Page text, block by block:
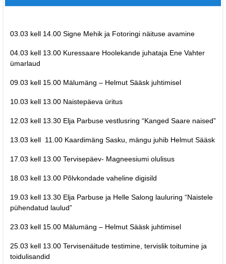
03.03 kell 14.00 Signe Mehik ja Fotoringi näituse avamine
04.03 kell 13.00 Kuressaare Hoolekande juhataja Ene Vahter
ümarlaud
09.03 kell 15.00 Mälumäng – Helmut Sääsk juhtimisel
10.03 kell 13.00 Naistepäeva üritus
12.03 kell 13.30 Elja Parbuse vestlusring “Kanged Saare naised”
13.03 kell 11.00 Kaardimäng Sasku, mängu juhib Helmut Sääsk
17.03 kell 13.00 Tervisepäev- Magneesiumi olulisus
18.03 kell 13.00 Põlvkondade vaheline digisild
19.03 kell 13.30 Elja Parbuse ja Helle Salong lauluring “Naistele
pühendatud laulud”
23.03 kell 15.00 Mälumäng – Helmut Sääsk juhtimisel
25.03 kell 13.00 Tervisenäitude testimine, tervislik toitumine ja
toidulisandid